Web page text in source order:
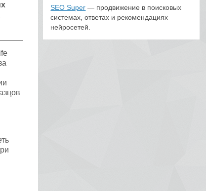
SEO Super — продвижение в поисковых
системах, ответах и рекомендациях
нейросетей.